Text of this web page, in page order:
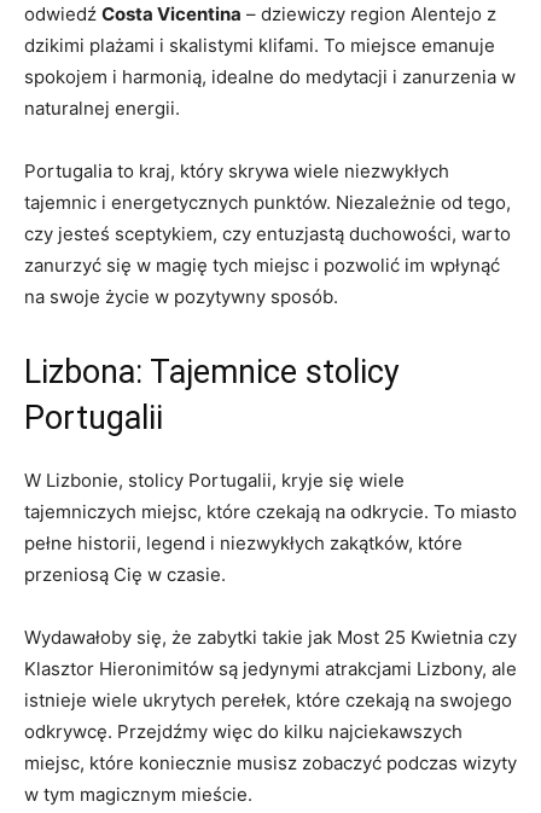
odwiedź Costa Vicentina – dziewiczy region Alentejo z
dzikimi plażami i skalistymi klifami. To‌ miejsce emanuje
spokojem i⁤ harmonią, idealne do medytacji i zanurzenia w
naturalnej energii.
Portugalia to kraj, który skrywa wiele niezwykłych
tajemnic i ⁢energetycznych ⁢punktów. Niezależnie od tego,
czy jesteś sceptykiem, czy ⁣entuzjastą duchowości, ​warto
zanurzyć się w magię tych miejsc i pozwolić ⁣im wpłynąć
na swoje życie w⁣ pozytywny sposób.
Lizbona: Tajemnice​ stolicy
Portugalii
W Lizbonie, stolicy Portugalii, kryje‌ się wiele
tajemniczych miejsc, które czekają na odkrycie. To miasto
⁣pełne historii, legend i niezwykłych zakątków, które
przeniosą Cię w czasie.
Wydawałoby się, że zabytki takie jak Most 25 Kwietnia czy
Klasztor Hieronimitów są jedynymi atrakcjami​ Lizbony, ale
istnieje wiele ukrytych perełek, które czekają na swojego
odkrywcę. Przejdźmy więc do kilku ‍najciekawszych
miejsc, które koniecznie musisz zobaczyć podczas wizyty⁣
w tym magicznym mieście.